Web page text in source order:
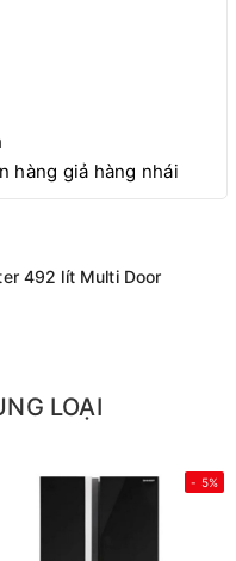
hàng giả hàng nhái
492 lít Multi Door
LOẠI
- 5%